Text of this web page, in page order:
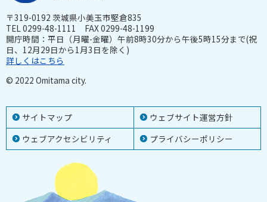
サイトマップ
ウェブサイト運営方針
ウェブアクセシビリティ
プライバシーポリシー
〒319-0192 茨城県小美玉市堅倉835
TEL 0299-48-1111 FAX 0299-48-1199
開庁時間：平日（月曜-金曜）午前8時30分から午後5時15分まで(祝
日、12月29日から1月3日を除く)
詳しくはこちら
© 2022 Omitama city.